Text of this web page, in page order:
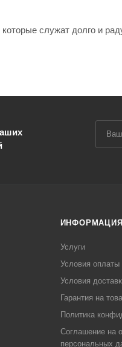
служат долго и
ИНФОРМАЦИЯ
Услуги
Условия оплаты
Условия
Гарантия на
Политика
Соглашение на
персональных